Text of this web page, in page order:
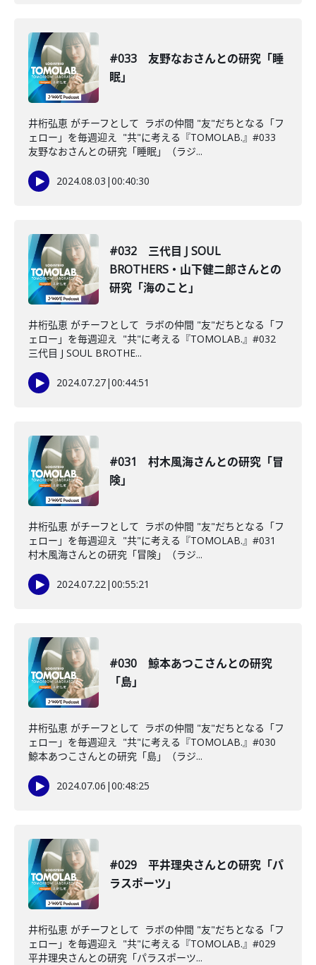
#033 友野なおさんとの研究「睡
眠」
井桁弘恵 がチーフとして ラボの仲間 "友"だちとなる「フ
ェロー」を毎週迎え "共"に考える『TOMOLAB.』#033
友野なおさんとの研究「睡眠」（ラジ...
2024.08.03 |00:40:30
#032 三代目 J SOUL
BROTHERS・山下健二郎さんとの
研究「海のこと」
井桁弘恵 がチーフとして ラボの仲間 "友"だちとなる「フ
ェロー」を毎週迎え "共"に考える『TOMOLAB.』#032
三代目 J SOUL BROTHE...
2024.07.27|00:44:51
#031 村木風海さんとの研究「冒
険」
井桁弘恵 がチーフとして ラボの仲間 "友"だちとなる「フ
ェロー」を毎週迎え "共"に考える『TOMOLAB.』#031
村木風海さんとの研究「冒険」（ラジ...
2024.07.22|00:55:21
#030 鯨本あつこさんとの研究
「島」
井桁弘恵 がチーフとして ラボの仲間 "友"だちとなる「フ
ェロー」を毎週迎え "共"に考える『TOMOLAB.』#030
鯨本あつこさんとの研究「島」（ラジ...
2024.07.06 |00:48:25
#029 平井理央さんとの研究「パ
ラスポーツ」
井桁弘恵 がチーフとして ラボの仲間 "友"だちとなる「フ
ェロー」を毎週迎え "共"に考える『TOMOLAB.』#029
平井理央さんとの研究「パラスポーツ...